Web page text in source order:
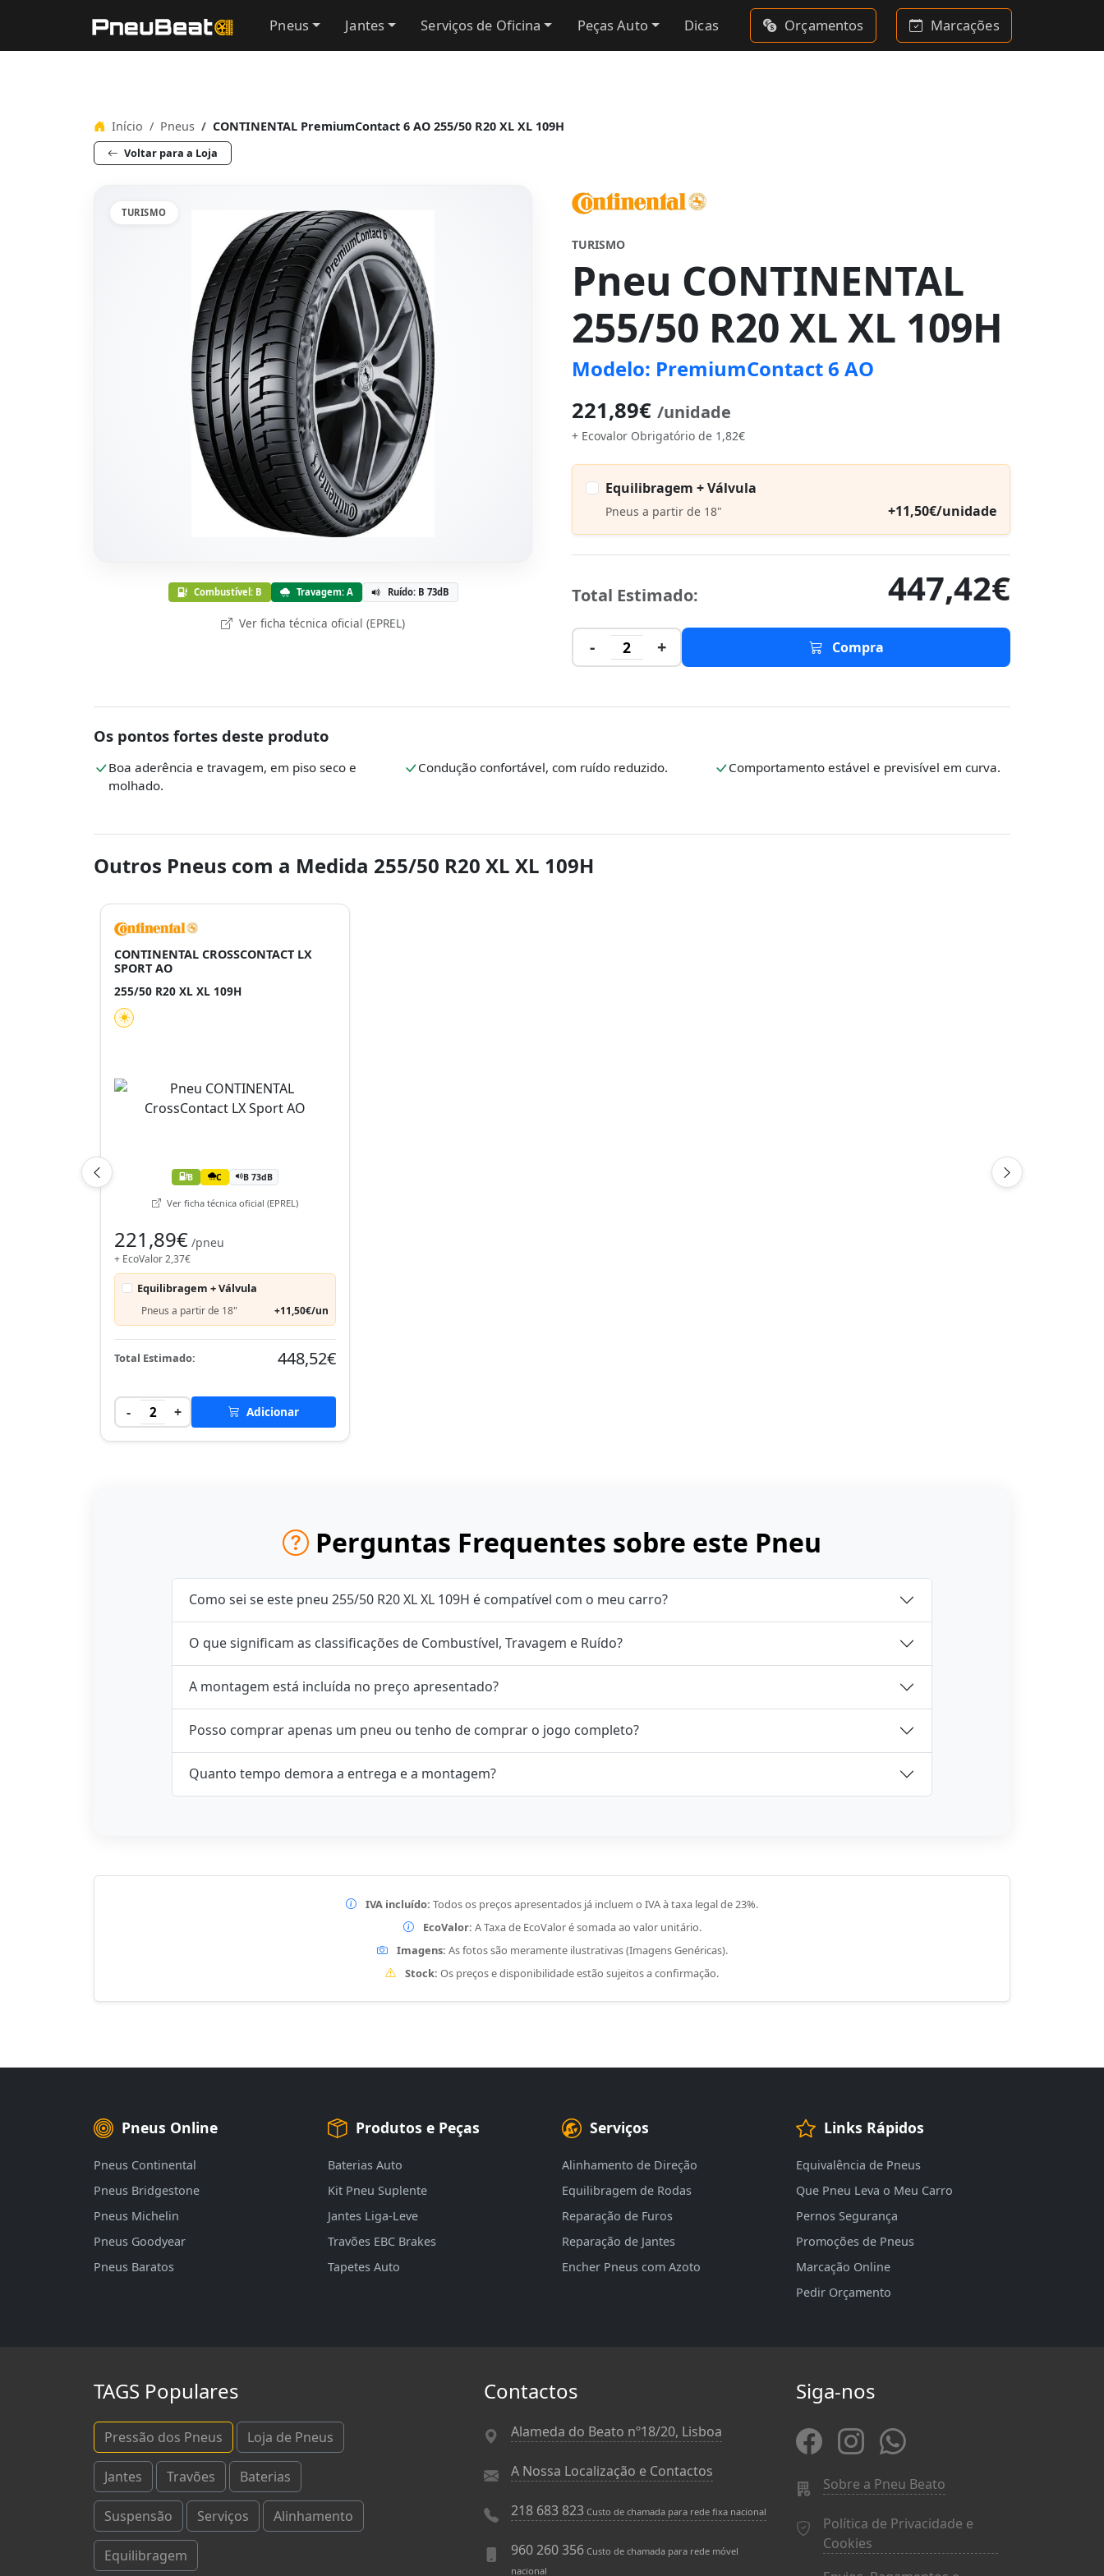
Pneus Jantes Serviços de Oficina Peças Auto Dicas Orçamentos Marcações
Início Pneus CONTINENTAL PremiumContact 6 AO 255/50 R20 XL XL 109H
Voltar para a Loja
TURISMO
Combustível: B Travagem: A Ruído: B 73dB
Ver ficha técnica oficial (EPREL)
TURISMO
Pneu CONTINENTAL
255/50 R20 XL XL 109H
Modelo: PremiumContact 6 AO
221,89€ /unidade
+ Ecovalor Obrigatório de 1,82€
Equilibragem + Válvula
Pneus a partir de 18" +11,50€/unidade
Total Estimado: 447,42€
- 2 + Compra
Os pontos fortes deste produto
Boa aderência e travagem, em piso seco e
molhado.
Condução confortável, com ruído reduzido. Comportamento estável e previsível em curva.
Outros Pneus com a Medida 255/50 R20 XL XL 109H
CONTINENTAL CROSSCONTACT LX
SPORT AO
255/50 R20 XL XL 109H
B C B 73dB
Ver ficha técnica oficial (EPREL)
221,89€ /pneu
+ EcoValor 2,37€
Equilibragem + Válvula
Pneus a partir de 18" +11,50€/un
Total Estimado: 448,52€
- 2 + Adicionar
Perguntas Frequentes sobre este Pneu
Como sei se este pneu 255/50 R20 XL XL 109H é compatível com o meu carro?
O que significam as classificações de Combustível, Travagem e Ruído?
A montagem está incluída no preço apresentado?
Posso comprar apenas um pneu ou tenho de comprar o jogo completo?
Quanto tempo demora a entrega e a montagem?
IVA incluído: Todos os preços apresentados já incluem o IVA à taxa legal de 23%.
EcoValor: A Taxa de EcoValor é somada ao valor unitário.
Imagens: As fotos são meramente ilustrativas (Imagens Genéricas).
Stock: Os preços e disponibilidade estão sujeitos a confirmação.
Pneus Online
Pneus Continental
Pneus Bridgestone
Pneus Michelin
Pneus Goodyear
Pneus Baratos
Produtos e Peças
Baterias Auto
Kit Pneu Suplente
Jantes Liga-Leve
Travões EBC Brakes
Tapetes Auto
Serviços
Alinhamento de Direção
Equilibragem de Rodas
Reparação de Furos
Reparação de Jantes
Encher Pneus com Azoto
Links Rápidos
Equivalência de Pneus
Que Pneu Leva o Meu Carro
Pernos Segurança
Promoções de Pneus
Marcação Online
Pedir Orçamento
TAGS Populares
Pressão dos Pneus Loja de Pneus
Jantes Travões Baterias
Suspensão Serviços Alinhamento
Equilibragem
Contactos
Alameda do Beato nº18/20, Lisboa
A Nossa Localização e Contactos
218 683 823 Custo de chamada para rede fixa nacional
960 260 356 Custo de chamada para rede móvel
nacional
Siga-nos
Sobre a Pneu Beato
Política de Privacidade e
Cookies